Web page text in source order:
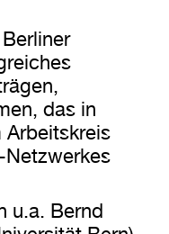
das in
u.a. Bernd